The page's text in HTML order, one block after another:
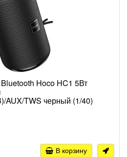
Hoco HC1 5Вт
AUX/TWS черный (1/40)
В корзину